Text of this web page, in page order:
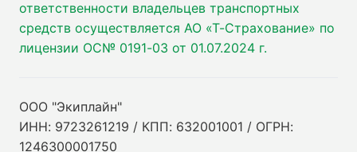
ответственности владельцев транспортных
средств осуществляется АО «Т-Страхование» по
лицензии ОС№ 0191-03 от 01.07.2024 г.
ООО "Экиплайн"
ИНН: 9723261219 / КПП: 632001001 / ОГРН:
1246300001750